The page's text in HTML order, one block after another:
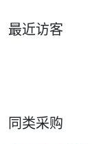
最近访客
同类采购